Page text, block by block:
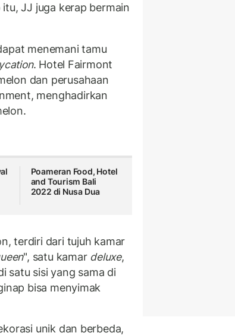
JJ juga kerap bermain
menemani tamu
. Hotel Fairmont
dan perusahaan
menghadirkan
Poameran Food, Hotel
and Tourism Bali
2022 di Nusa Dua
terdiri dari tujuh kamar
", satu kamar deluxe,
satu sisi yang sama di
bisa menyimak
unik dan berbeda,